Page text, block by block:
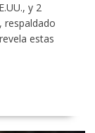
y 2
respaldado
estas